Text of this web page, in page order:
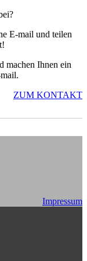
E-mail und teilen
machen Ihnen ein
ZUM KONTAKT
Impressum